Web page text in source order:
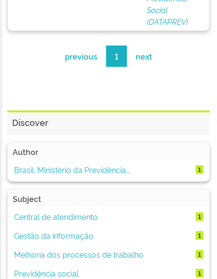
Social
(DATAPREV)
previous 1 next
Discover
Author
Brasil. Ministério da Previdência...
1
Subject
Central de atendimento
1
Gestão da informação 1
Melhoria dos processos de trabalho 1
Previdência social 1